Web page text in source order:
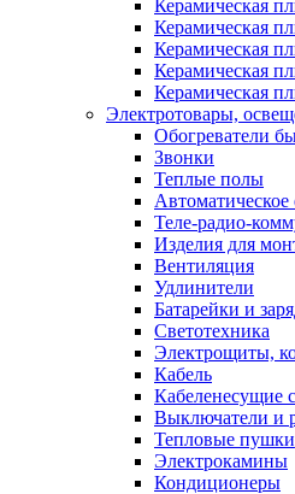
Керамическая
Керамическая
Керамическая
Керамическая
Керамическая
Электротовары,
Обогреватели
Звонки
Теплые полы
Автоматическое
Теле-радио-
Изделия для
Вентиляция
Удлинители
Батарейки и
Светотехника
Электрощиты,
Кабель
Кабеленесущие
Выключатели и
Тепловые пушки
Электрокамины
Кондиционеры